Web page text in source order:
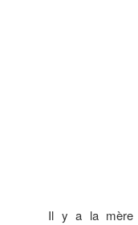
Il y a la mère